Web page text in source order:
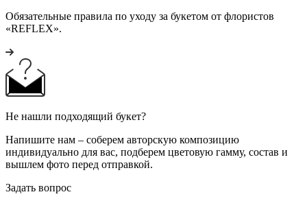
Обязательные правила по уходу за букетом от флористов
«REFLEX».
Не нашли подходящий букет?
Напишите нам – соберем авторскую композицию
индивидуально для вас, подберем цветовую гамму, состав и
вышлем фото перед отправкой.
Задать вопрос